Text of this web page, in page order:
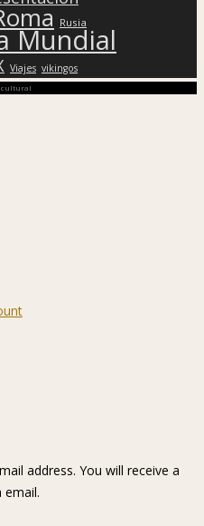
Rusia
Mundial
Viajes vikingos
cultural
address. You will receive a
email.